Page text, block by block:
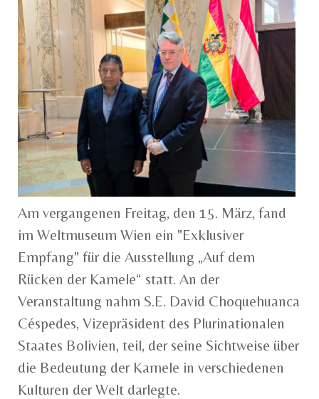
Am vergangenen Freitag, den 15. März, fand
im Weltmuseum Wien ein "Exklusiver
Empfang" für die Ausstellung „Auf dem
Rücken der Kamele“ statt. An der
Veranstaltung nahm S.E. David Choquehuanca
Céspedes, Vizepräsident des Plurinationalen
Staates Bolivien, teil, der seine Sichtweise über
die Bedeutung der Kamele in verschiedenen
Kulturen der Welt darlegte.